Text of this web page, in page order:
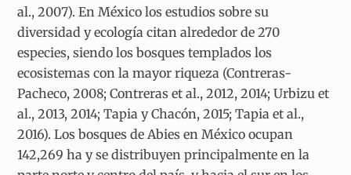
al., 2007). En México los estudios sobre su
diversidad y ecología citan alrededor de 270
especies, siendo los bosques templados los
ecosistemas con la mayor riqueza (Contreras-
Pacheco, 2008; Contreras et al., 2012, 2014; Urbizu et
al., 2013, 2014; Tapia y Chacón, 2015; Tapia et al.,
2016). Los bosques de Abies en México ocupan
142,269 ha y se distribuyen principalmente en la